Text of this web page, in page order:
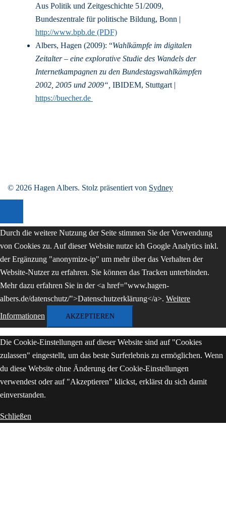
Aus Politik und Zeitgeschichte 51/2009,
Bundeszentrale für politische Bildung, Bonn |
http://www.bpb.de (PDF)
Albers, Hagen (2009): “Wahlkämpfe im digitalen
Zeitalter – eine explorative Studie des Wandels der
Internetkampagnen zu den Bundestagswahlkämpfen
2002, 2005 und 2009“, IBIDEM, Stuttgart |
https://buecher.de
© 2026 Hagen Albers. Stolz präsentiert von Sydney
Durch die weitere Nutzung der Seite stimmen Sie der Verwendung
von Cookies zu. Auf dieser Website nutze ich Google Analytics inkl.
der Ergänzung "anonymize-ip" um mehr über das Verhalten der
Website-Nutzer zu erfahren. Sie können das Tracken unterbinden.
Mehr dazu erfahren Sie in der <a href="www.hagen-
albers.de/datenschutz/">Datenschutzerklärung</a>. Weitere
Informationen
AKZEPTIEREN
Die Cookie-Einstellungen auf dieser Website sind auf "Cookies
zulassen" eingestellt, um das beste Surferlebnis zu ermöglichen. Wenn
du diese Website ohne Änderung der Cookie-Einstellungen
verwendest oder auf "Akzeptieren" klickst, erklärst du sich damit
einverstanden.
Schließen